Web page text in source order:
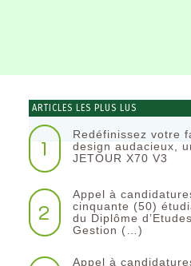
ARTICLES LES PLUS LUS
1
Redéfinissez votre
design audacieux,
JETOUR X70 V3
2
Appel à
cinquante (50)
du Diplôme
Gestion (…)
Appel à